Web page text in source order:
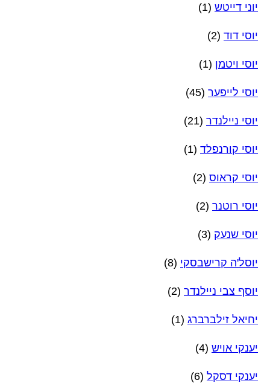
יוני דייטש (1)
יוסי דוד (2)
יוסי ויטמן (1)
יוסי לייפער (45)
יוסי ניילנדר (21)
יוסי קורנפלד (1)
יוסי קראוס (2)
יוסי רוטנר (2)
יוסי שנעק (3)
יוסל'ה קרישבסקי (8)
יוסף צבי ניילנדר (2)
יחיאל זילברברג (1)
יענקי אויש (4)
יענקי דסקל (6)